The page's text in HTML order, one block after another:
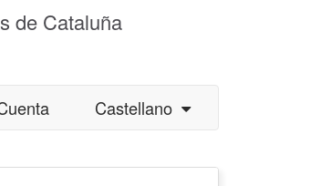
de Cataluña
Castellano